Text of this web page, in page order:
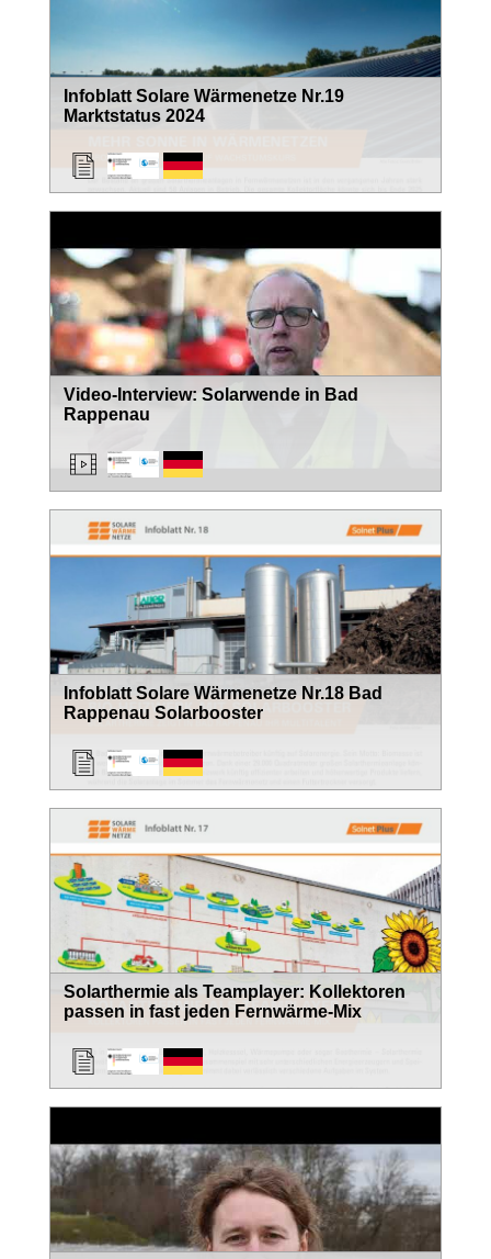
Infoblatt Solare Wärmenetze Nr.19
Marktstatus 2024
Video-Interview: Solarwende in Bad
Rappenau
Infoblatt Solare Wärmenetze Nr.18 Bad
Rappenau Solarbooster
Solarthermie als Teamplayer: Kollektoren
passen in fast jeden Fernwärme-Mix